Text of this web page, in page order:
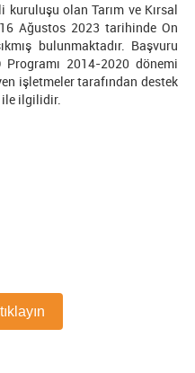
kuruluşu olan Tarım ve Kırsal
Ağustos 2023 tarihinde On
bulunmaktadır. Başvuru
2014-2020 dönemi
işletmeler tarafından destek
ile ilgilidir.